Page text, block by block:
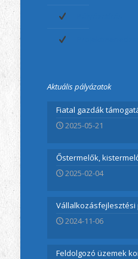
Aktuális pályázatok
Fiatal gazdák
2025-05-21
Őstermelők,
2025-02-04
Vállalkozásfejlesztési
2024-11-06
Feldolgozó üzemek